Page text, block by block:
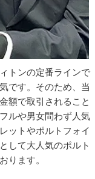
トンの定番ラインで
です。そのため、当
額で取引されること
ルや男女問わず人気
ットやポルトフォイ
して大人気のポルト
ります。